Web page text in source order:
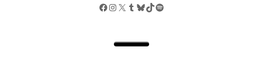
Facebook
Instagram
X Tumblr
Bluesky
TikTokSpotify